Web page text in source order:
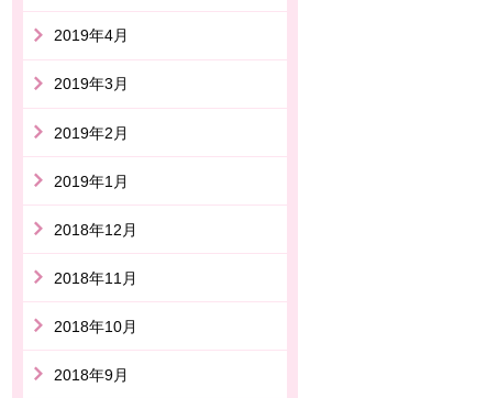
2019年4月
2019年3月
2019年2月
2019年1月
2018年12月
2018年11月
2018年10月
2018年9月